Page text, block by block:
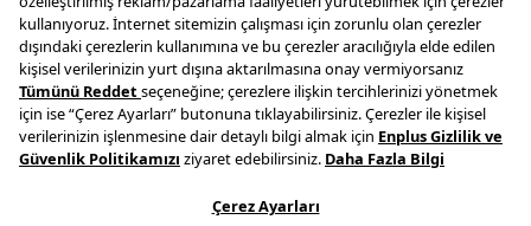
Uygulamamızı İndirin
Copyright © 2025 ENPLUS | Tüm hakları saklıdır.